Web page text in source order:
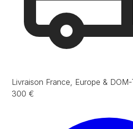
Livraison France, Europe &
300 €